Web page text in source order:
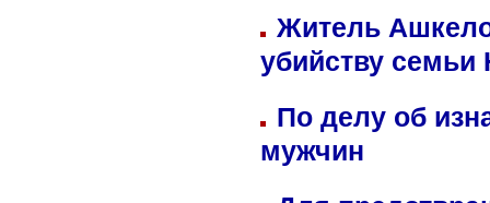
Житель
убийству семьи
По делу об
мужчин